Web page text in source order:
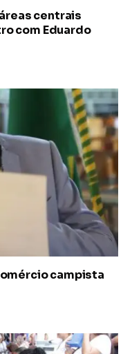
centrais
com Eduardo
campista